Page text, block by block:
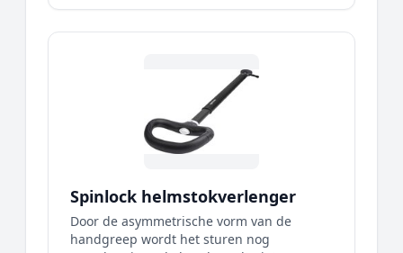
Spinlock helmstokverlenger
Door de asymmetrische vorm van de
handgreep wordt het sturen nog